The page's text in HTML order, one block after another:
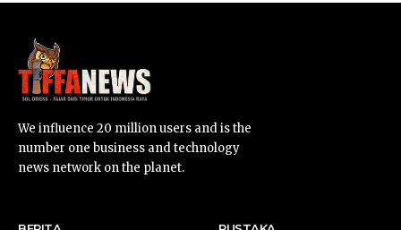
We influence 20 million users and is the
number one business and technology
news network on the planet.